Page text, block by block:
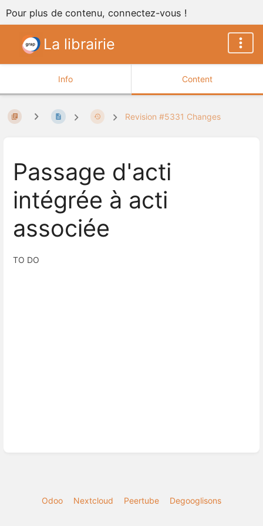
Pour plus de contenu, connectez-vous !
La librairie
Info Content
Revision #5331 Changes
Passage d'acti
intégrée à acti
associée
TO DO
Odoo Nextcloud Peertube Degooglisons